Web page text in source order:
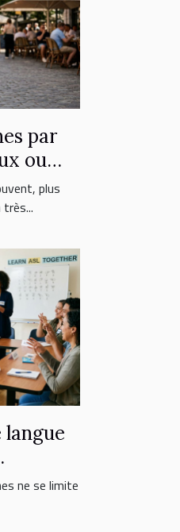
par
ou
plus
langue
ne se limite